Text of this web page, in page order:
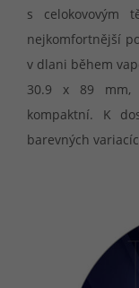
s celokovovým
nejkomfortnější
v dlani během
30.9 x 89 mm,
kompaktní. K
barevných